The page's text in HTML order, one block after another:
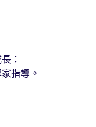
：
指導。